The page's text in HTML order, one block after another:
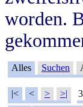
worden.
Alles Suchen
|< < > >|